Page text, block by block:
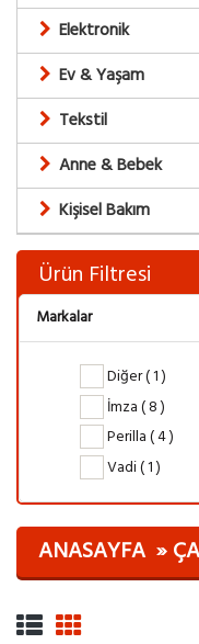
Elektronik
Ev & Yaşam
Tekstil
Anne & Bebek
Kişisel Bakım
Ürün Filtresi
Markalar
Diğer ( 1 )
İmza ( 8 )
Perilla ( 4 )
Vadi ( 1 )
ANASAYFA